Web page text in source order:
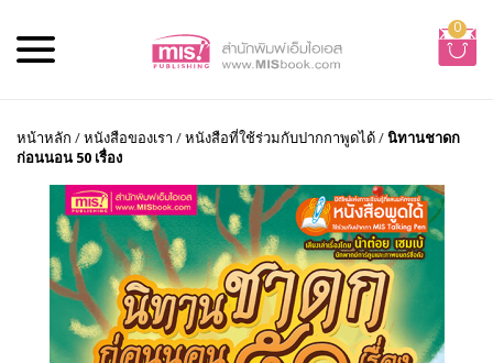
0
หน้าหลัก /หนังสือของเรา /หนังสือที่ใช้ร่วมกับปากกาพูดได้/นิทานชาดก
ก่อนนอน 50 เรื่อง